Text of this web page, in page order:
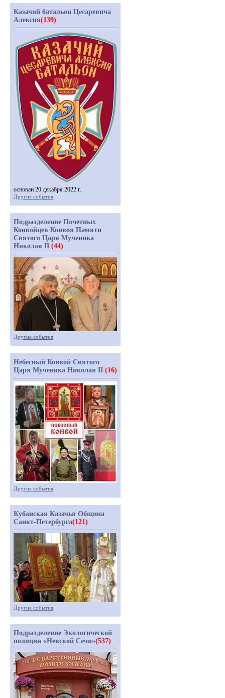
Казачий батальон Цесаревича
Алексия(139)
основан 20 декабря 2022 г.
Другие события
Подразделение Почетных
Конвойцев Конвоя Памяти
Святого Царя Мученика
Николая II (44)
Другие события
Небесный Конвой Святого
Царя Мученика Николая II (16)
Другие события
Кубанская Казачья Община
Санкт-Петербурга(121)
Другие события
Подразделение Экологической
полиции «Невской Сечи»(537)